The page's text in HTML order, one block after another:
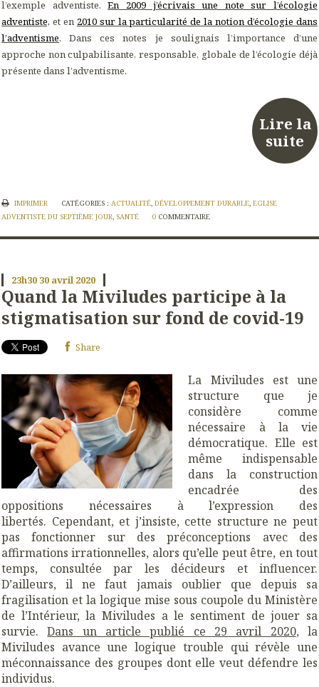
l’exemple adventiste.En 2009 j’écrivais une note sur l’écologie
adventiste, et en 2010 sur la particularité de la notion d’écologie dans
l’adventisme. Dans ces notes je soulignais l’importance d’une
approche non culpabilisante, responsable, globale de l’écologie déjà
présente dans l’adventisme.
Lire la
suite
IMPRIMER CATÉGORIES : ACTUALITÉ, DÉVELOPPEMENT DURABLE, EGLISE
ADVENTISTE DU SEPTIÈME JOUR, SANTÉ 0 COMMENTAIRE
23h30 30 avril 2020
Quand la Miviludes participe à la
stigmatisation sur fond de covid-19
Share
La Miviludes est une
structure que je
considère comme
nécessaire à la vie
démocratique. Elle est
même indispensable
dans la construction
encadrée des
oppositions nécessaires à l’expression des
libertés. Cependant, et j’insiste, cette structure ne peut
pas fonctionner sur des préconceptions avec des
affirmations irrationnelles, alors qu’elle peut être, en tout
temps, consultée par les décideurs et influencer.
D’ailleurs, il ne faut jamais oublier que depuis sa
fragilisation et la logique mise sous coupole du Ministère
de l’Intérieur, la Miviludes a le sentiment de jouer sa
survie.Dans un article publié ce 29 avril 2020, la
Miviludes avance une logique trouble qui révèle une
méconnaissance des groupes dont elle veut défendre les
individus.